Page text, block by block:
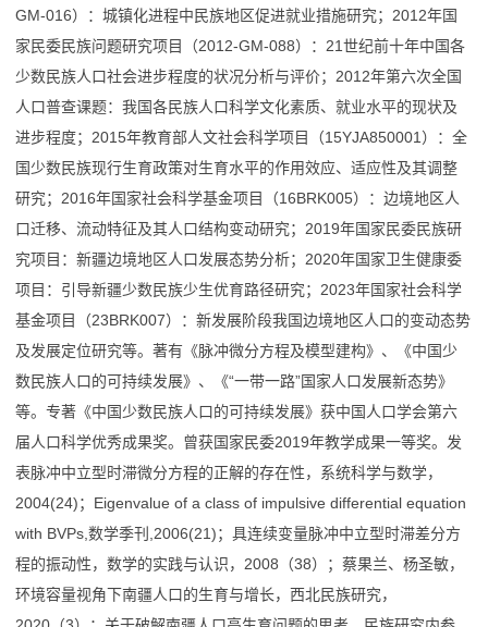
GM-016）：城镇化进程中民族地区促进就业措施研究；2012年国
家民委民族问题研究项目（2012-GM-088）：21世纪前十年中国各
少数民族人口社会进步程度的状况分析与评价；2012年第六次全国
人口普查课题：我国各民族人口科学文化素质、就业水平的现状及
进步程度；2015年教育部人文社会科学项目（15YJA850001）：全
国少数民族现行生育政策对生育水平的作用效应、适应性及其调整
研究；2016年国家社会科学基金项目（16BRK005）：边境地区人
口迁移、流动特征及其人口结构变动研究；2019年国家民委民族研
究项目：新疆边境地区人口发展态势分析；2020年国家卫生健康委
项目：引导新疆少数民族少生优育路径研究；2023年国家社会科学
基金项目（23BRK007）：新发展阶段我国边境地区人口的变动态势
及发展定位研究等。著有《脉冲微分方程及模型建构》、《中国少
数民族人口的可持续发展》、《“一带一路”国家人口发展新态势》
等。专著《中国少数民族人口的可持续发展》获中国人口学会第六
届人口科学优秀成果奖。曾获国家民委2019年教学成果一等奖。发
表脉冲中立型时滞微分方程的正解的存在性，系统科学与数学，
2004(24)；Eigenvalue of a class of impulsive differential equation
with BVPs,数学季刊,2006(21)；具连续变量脉冲中立型时滞差分方
程的振动性，数学的实践与认识，2008（38）；蔡果兰、杨圣敏，
环境容量视角下南疆人口的生育与增长，西北民族研究，